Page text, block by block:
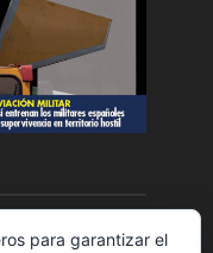
para garantizar el